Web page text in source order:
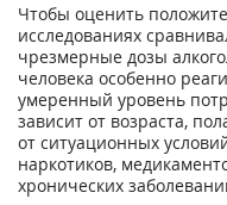
Чтобы оценить
исследованиях
чрезмерные дозы
человека особенно
умеренный уровень
зависит от возраста,
от ситуационных
наркотиков,
хронических